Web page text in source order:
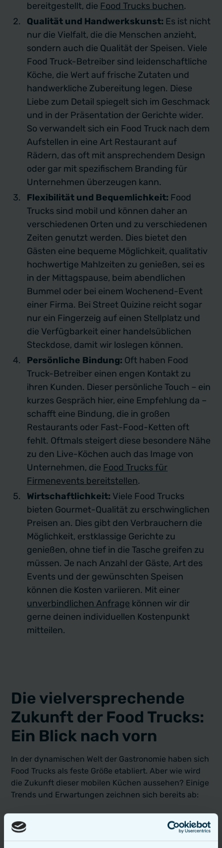
bereitgestellt, die Food Trucks buchen.
Qualität und Handwerkskunst: Es ist nicht
nur die Vielfalt, die die Menschen anzieht,
sondern auch die Qualität der Speisen. Viele
Food Truck-Betreiber sind leidenschaftliche
Köche, die Wert auf frische Zutaten und
handwerkliche Zubereitung legen. Diese
Liebe zum Detail spiegelt sich im Geschmack
und in der Präsentation der Gerichte wider.
So verwandelt sich ein Food Truck nach dem
Aufstellen in eine Art Restaurant auf
Rädern, das oft mit ansprechendem Design
oder gar mit spezifischem Branding für
Unternehmen überzeugen kann.
Flexibilität und Bequemlichkeit: Food
Trucks sind mobil und können daher an
verschiedenen Orten und zu verschiedenen
Zeiten genutzt werden. Dies bietet den
Gästen eine bequeme Möglichkeit, qualitativ
hochwertige Mahlzeiten zu genießen, sei es
in der Mittagspause, beim abendlichen
Bummel oder bei einem Wochenend-Event
einer Firma. Bei Street Quizine reicht sogar
nur ein Fingerzeig auf einen Stellplatz und
die Verfügbarkeit einer handelsüblichen
Steckdose, damit wir loslegen können.
Persönliche Bindung: Oft haben Food
Truck-Betreiber einen engen Kontakt zu
ihren Kunden. Dieser persönliche Touch – ein
kurzes Gespräch hier, eine Empfehlung da –
schafft eine Bindung, die in großen
Restaurants oder Fast-Food-Ketten oft
fehlt. Oftmals steigert diese besondere Nähe
zu den Live-Köchen auch das Image von
Unternehmen, die Food Trucks für
Firmenevents bereitstellen.
Wirtschaftlichkeit: Viele Food Trucks
bieten Gourmet-Qualität zu erschwinglichen
Preisen an. Dies gibt den Verbrauchern die
Möglichkeit, erstklassige Gerichte zu
genießen, ohne tief in die Tasche greifen zu
müssen. Je nach Anzahl der Gäste, Art des
Events und der gewünschten Speisen
können die Kosten variieren. Mit einer
unverbindlichen Anfrage können wir dir
gerne deinen individuellen Kostenpunkt
mitteilen.
Die vielversprechende
Zukunft der Food Trucks:
Ein Blick nach vorn
In der dynamischen Welt der Gastronomie haben sich
Food Trucks als feste Größe etabliert. Aber wie wird
die Zukunft dieser mobilen Küchen aussehen? Einige
Trends und Erwartungen zeichnen sich bereits ab:
Während viele
Food Trucks bereits jetzt eine spezifische